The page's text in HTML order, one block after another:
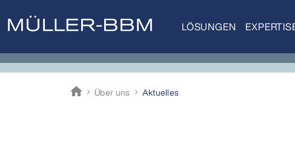
LÖSUNGEN
home
Müller-BBMÜber uns Aktuelles